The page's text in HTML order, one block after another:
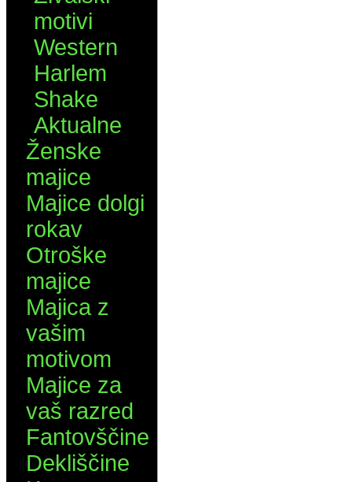
motivi
Western
Harlem
Shake
Aktualne
Ženske
majice
Majice dolgi
rokav
Otroške
majice
Majica z
vašim
motivom
Majice za
vaš razred
Fantovščine
Dekliščine